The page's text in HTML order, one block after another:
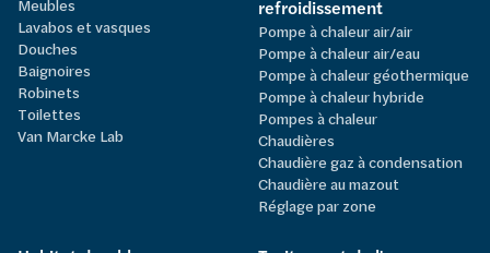
Meubles
Lavabos et vasques
Douches
Baignoires
Robinets
Toilettes
Van Marcke Lab
refroidissement
Pompe à chaleur air/air
Pompe à chaleur air/eau
Pompe à chaleur géothermique
Pompe à chaleur hybride
Pompes à chaleur
Chaudières
Chaudière gaz à condensation
Chaudière au mazout
Réglage par zone